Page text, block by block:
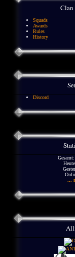
Clan
Squads
Awards
Rules
History
Discord
...